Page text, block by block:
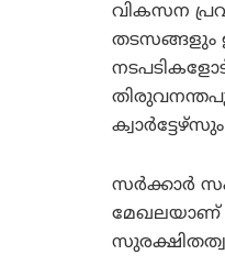
വികസന
തടസങ്ങളും
സര്‍ക്കാര്‍
മേഖലയാണ്